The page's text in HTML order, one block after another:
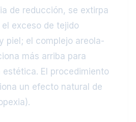
de reducción, se extirpa
exceso de tejido
piel; el complejo areola-
más arriba para
estética. El procedimiento
un efecto natural de